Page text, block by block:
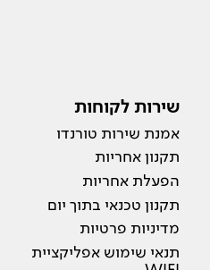
שירות לקוחות
אמנת שירות טורנדו
תקנון אחריות
הפעלת אחריות
תקנון טכנאי בתוך יום
מדיניות פרטיות
תנאי שימוש אפליקציית